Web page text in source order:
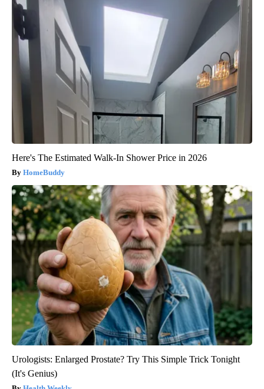
Here's The Estimated Walk-In Shower Price in 2026
HomeBuddy
Urologists: Enlarged Prostate? Try This Simple Trick Tonight
(It's Genius)